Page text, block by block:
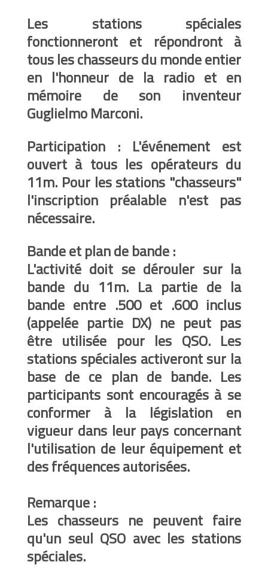
Les stations spéciales
fonctionneront et répondront à
tous les chasseurs du monde entier
en l'honneur de la radio et en
mémoire de son inventeur
Guglielmo Marconi.
Participation : L'événement est
ouvert à tous les opérateurs du
11m. Pour les stations "chasseurs"
l'inscription préalable n'est pas
nécessaire.
Bande et plan de bande :
L'activité doit se dérouler sur la
bande du 11m. La partie de la
bande entre .500 et .600 inclus
(appelée partie DX) ne peut pas
être utilisée pour les QSO. Les
stations spéciales activeront sur la
base de ce plan de bande. Les
participants sont encouragés à se
conformer à la législation en
vigueur dans leur pays concernant
l'utilisation de leur équipement et
des fréquences autorisées.
Remarque :
Les chasseurs ne peuvent faire
qu'un seul QSO avec les stations
spéciales.